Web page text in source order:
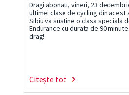
Dragi abonati, vineri, 23
ultimei clase de cycling din acest
Sibiu va sustine o clasa speciala
Endurance cu durata de 90
drag!
Citește tot